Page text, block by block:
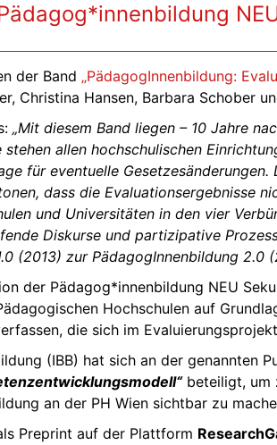
der Band „PädagogInnenbildung:
Christina Hansen, Barbara Schober
„Mit diesem Band liegen – 10 Jahre
stehen allen hochschulischen
für eventuelle
dass die Evaluationsergebnisse
und Universitäten in den vier
Diskurse und partizipative
(2013) zur PädagogInnenbildung
der Pädagog*innenbildung NEU
Hochschulen auf
die sich im
(IBB) hat sich an der genannten
beteiligt, um
an der PH Wien sichtbar zu
Preprint auf der Plattform